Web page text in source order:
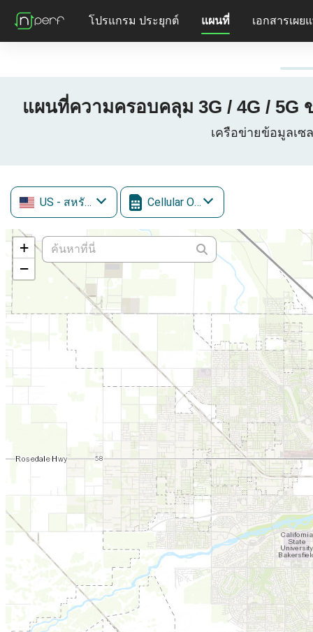
โปรแกรม ประยุกต์ แผนที่ เอกสารเผย
แผนที่ความครอบคลุม 3G / 4G / 5G
เครือข่ายข้อมูลเซ
US - สหรัฐอเมริกา Cellular One
+
−